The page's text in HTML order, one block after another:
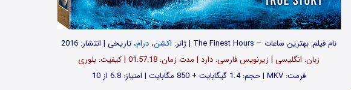
نام فیلم: بهترین ساعات – The Finest Hours | ژانر: اکشن، درام، تاریخی | انتشار: 2016
زبان: انگلیسی | زیرنویس فارسی: دارد | مدت زمان: 01:57:18 | کیفیت: بلوری
فرمت: MKV | حجم: 1.4 گیگابایت + 850 مگابایت | امتیاز: 6.8 از 10